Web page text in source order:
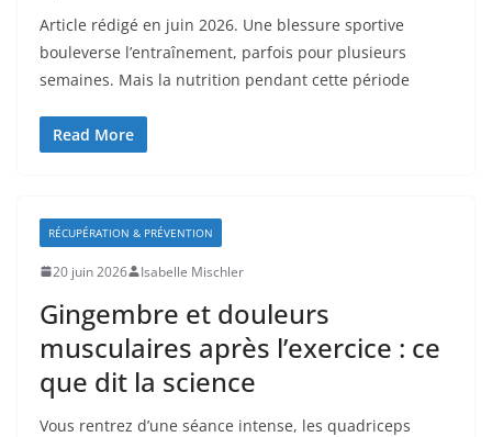
Article rédigé en juin 2026. Une blessure sportive
bouleverse l’entraînement, parfois pour plusieurs
semaines. Mais la nutrition pendant cette période
Read More
RÉCUPÉRATION & PRÉVENTION
20 juin 2026 Isabelle Mischler
Gingembre et douleurs
musculaires après l’exercice : ce
que dit la science
Vous rentrez d’une séance intense, les quadriceps